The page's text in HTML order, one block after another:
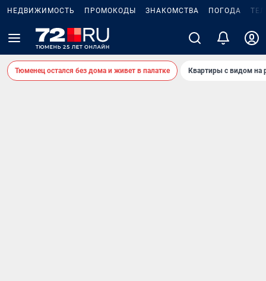
НЕДВИЖИМОСТЬ ПРОМОКОДЫ ЗНАКОМСТВА ПОГОДА
Тюменец остался без дома и живет в палатке Квартиры с видом на